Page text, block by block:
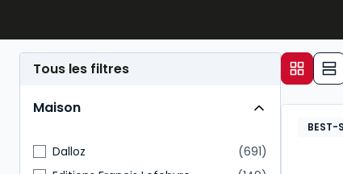
Tous les filtres
Maison
Dalloz
691
BEST-